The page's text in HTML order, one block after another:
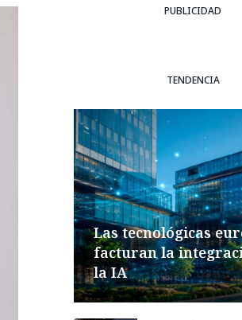
PUBLICIDAD
TENDENCIA
Las tecnológicas
facturan la
la IA